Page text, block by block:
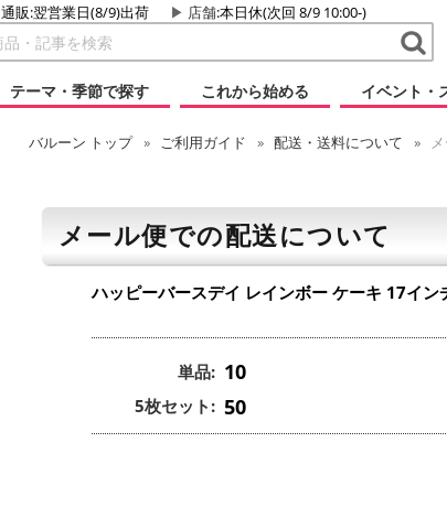
通販:翌営業日(8/9)出荷 店舗:本日休(次回 8/9 10:00-)
テーマ・季節で探す
これから始める イベント・
バルーン トップ ご利用ガイド 配送・送料について
メール便での配送について
ハッピーバースデイ レインボー ケーキ 17イン
単品: 10
5枚セット: 50